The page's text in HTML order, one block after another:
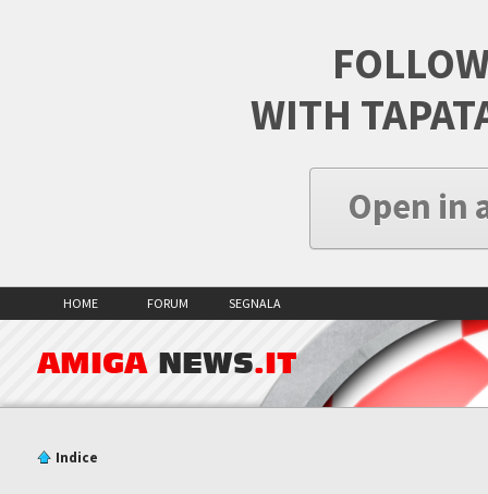
WITH
Open in
HOME FORUM SEGNALA
AMIGA NEWS.IT
Indice